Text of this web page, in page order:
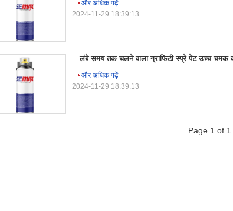
और अधिक पढ़ें
2024-11-29 18:39:13
लंबे समय तक चलने वाला ग्राफिटी स्प्रे पेंट उच्च चमक
और अधिक पढ़ें
2024-11-29 18:39:13
Page 1 of 1